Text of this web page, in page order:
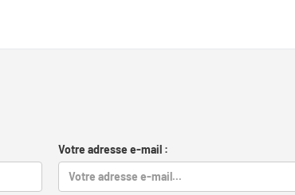
Votre adresse e-mail :